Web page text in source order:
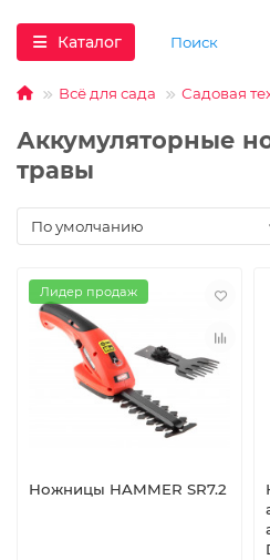
Каталог
Всё для сада Садовая
Аккумуляторные
травы
Лидер продаж
Ножницы HAMMER SR7.2